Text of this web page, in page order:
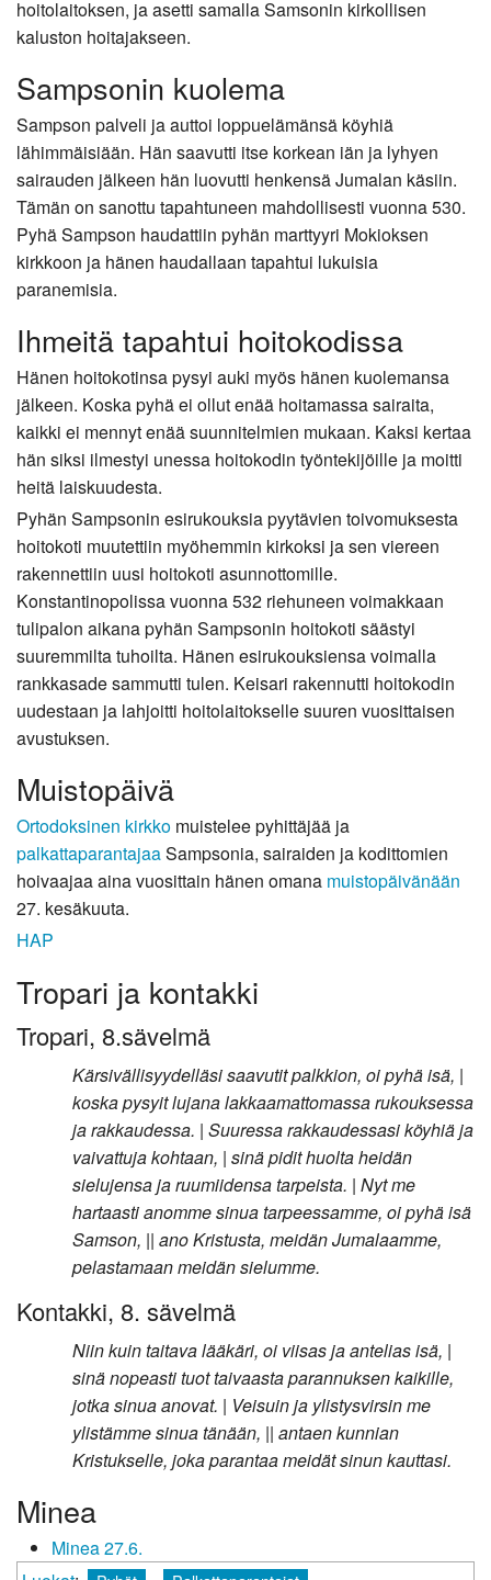
hoitolaitoksen, ja asetti samalla Samsonin kirkollisen
kaluston hoitajakseen.
Sampsonin kuolema
Sampson palveli ja auttoi loppuelämänsä köyhiä
lähimmäisiään. Hän saavutti itse korkean iän ja lyhyen
sairauden jälkeen hän luovutti henkensä Jumalan käsiin.
Tämän on sanottu tapahtuneen mahdollisesti vuonna 530.
Pyhä Sampson haudattiin pyhän marttyyri Mokioksen
kirkkoon ja hänen haudallaan tapahtui lukuisia
paranemisia.
Ihmeitä tapahtui hoitokodissa
Hänen hoitokotinsa pysyi auki myös hänen kuolemansa
jälkeen. Koska pyhä ei ollut enää hoitamassa sairaita,
kaikki ei mennyt enää suunnitelmien mukaan. Kaksi kertaa
hän siksi ilmestyi unessa hoitokodin työntekijöille ja moitti
heitä laiskuudesta.
Pyhän Sampsonin esirukouksia pyytävien toivomuksesta
hoitokoti muutettiin myöhemmin kirkoksi ja sen viereen
rakennettiin uusi hoitokoti asunnottomille.
Konstantinopolissa vuonna 532 riehuneen voimakkaan
tulipalon aikana pyhän Sampsonin hoitokoti säästyi
suuremmilta tuhoilta. Hänen esirukouksiensa voimalla
rankkasade sammutti tulen. Keisari rakennutti hoitokodin
uudestaan ja lahjoitti hoitolaitokselle suuren vuosittaisen
avustuksen.
Muistopäivä
Ortodoksinen kirkko muistelee pyhittäjää ja
palkattaparantajaaSampsonia, sairaiden ja kodittomien
hoivaajaa aina vuosittain hänen omana muistopäivänään
27. kesäkuuta.
HAP
Tropari ja kontakki
Tropari, 8.sävelmä
Kärsivällisyydelläsi saavutit palkkion, oi pyhä isä, |
koska pysyit lujana lakkaamattomassa rukouksessa
ja rakkaudessa. | Suuressa rakkaudessasi köyhiä ja
vaivattuja kohtaan, | sinä pidit huolta heidän
sielujensa ja ruumiidensa tarpeista. | Nyt me
hartaasti anomme sinua tarpeessamme, oi pyhä isä
Samson, || ano Kristusta, meidän Jumalaamme,
pelastamaan meidän sielumme.
Kontakki, 8. sävelmä
Niin kuin taitava lääkäri, oi viisas ja antelias isä, |
sinä nopeasti tuot taivaasta parannuksen kaikille,
jotka sinua anovat. | Veisuin ja ylistysvirsin me
ylistämme sinua tänään, || antaen kunnian
Kristukselle, joka parantaa meidät sinun kauttasi.
Minea
Minea 27.6.